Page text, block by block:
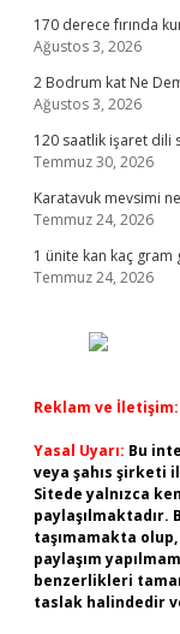
170 derece fırında
Ağustos 3, 2026
2 Bodrum kat Ne
Ağustos 3, 2026
120 saatlik işaret dili
Temmuz 30, 2026
Karatavuk mevsimi
Temmuz 24, 2026
1 ünite kan kaç gram
Temmuz 24, 2026
Reklam ve İletişim:
Yasal Uyarı: Bu
veya şahıs şirketi
Sitede yalnızca
taşımamakta
paylaşım
benzerlikleri
taslak halindedir